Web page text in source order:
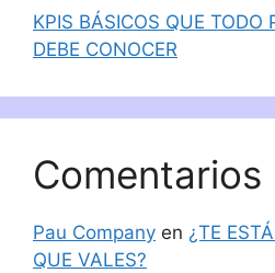
KPIS BÁSICOS QUE TODO
DEBE CONOCER
Pau Company en ¿TE
QUE VALES?